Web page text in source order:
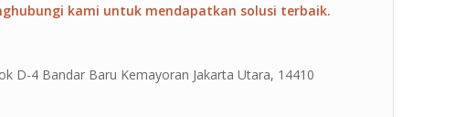
kami untuk mendapatkan solusi terbaik.
D-4 Bandar Baru Kemayoran Jakarta Utara, 14410